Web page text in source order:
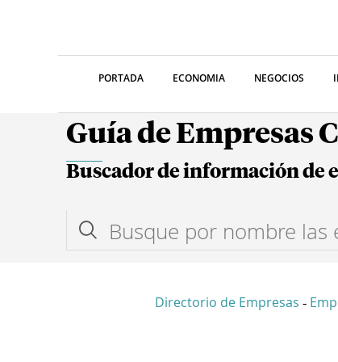
PORTADA ECONOMIA NEGOCIOS
Guía de Empresas
Buscador de información de
Directorio de Empresas -